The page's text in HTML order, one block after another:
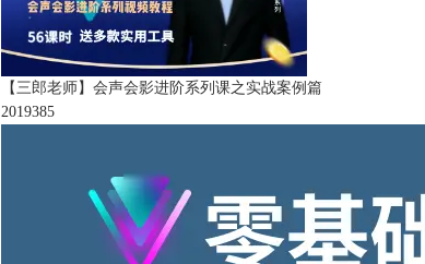
【三郎老师】会声会影进阶系列课之实战案例篇
2019385